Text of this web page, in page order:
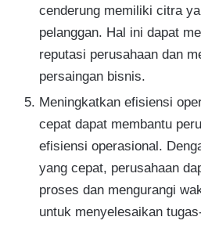
cenderung memiliki citra
pelanggan. Hal ini dapat
reputasi perusahaan dan
persaingan bisnis.
Meningkatkan efisiensi
cepat dapat membantu
efisiensi operasional.
yang cepat, perusahaan
proses dan mengurangi
untuk menyelesaikan